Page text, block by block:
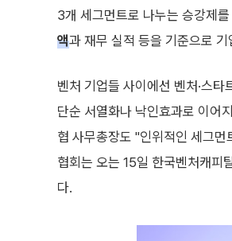
3개 세그먼트로 나누는 승강제
액과 재무 실적 등을 기준으로
벤처 기업들 사이에선 벤처·스
단순 서열화나 낙인효과로 이어
협 사무총장도 "인위적인 세그
협회는 오는 15일 한국벤처캐피
다.